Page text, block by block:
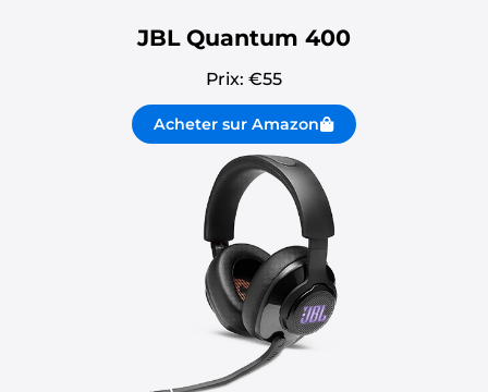
JBL Quantum 400
Prix: €55
Acheter sur Amazon